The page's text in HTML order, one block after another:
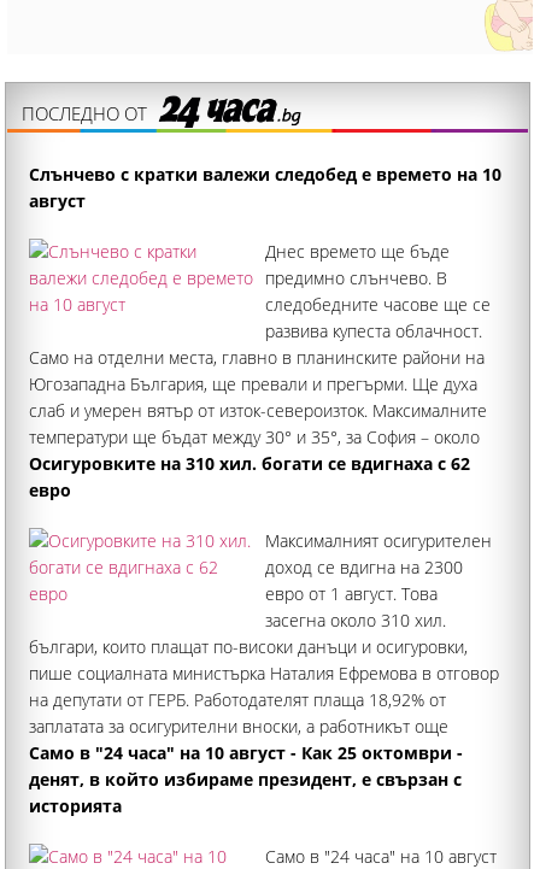
ПОСЛЕДНО ОТ
Слънчево с кратки валежи следобед е времето на 10
август
Днес времето ще бъде
предимно слънчево. В
следобедните часове ще се
развива купеста облачност.
Само на отделни места, главно в планинските райони на
Югозападна България, ще превали и прегърми. Ще духа
слаб и умерен вятър от изток-североизток. Максималните
температури ще бъдат между 30° и 35°, за София – около
32°. По Черноморието ще бъде слънчево
Осигуровките на 310 хил. богати се вдигнаха с 62
евро
Максималният осигурителен
доход се вдигна на 2300
евро от 1 август. Това
засегна около 310 хил.
българи, които плащат по-високи данъци и осигуровки,
пише социалната министърка Наталия Ефремова в отговор
на депутати от ГЕРБ. Работодателят плаща 18,92% от
заплатата за осигурителни вноски, а работникът още
13,78%
Само в "24 часа" на 10 август - Как 25 октомври -
денят, в който избираме президент, е свързан с
историята
Само в "24 часа" на 10 август